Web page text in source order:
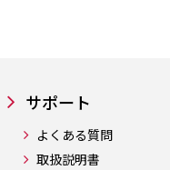
サポート
よくある質問
取扱説明書